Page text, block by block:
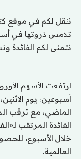
ننقل لكم في موقع
تلامس ذروتها في
نتمنى لكم الفائدة
ارتفعت الأسهم
أسبوعين، يوم
الماضي، مع ترقب
الفائدة المرتقب
خلال الأسبوع،
العالمية.